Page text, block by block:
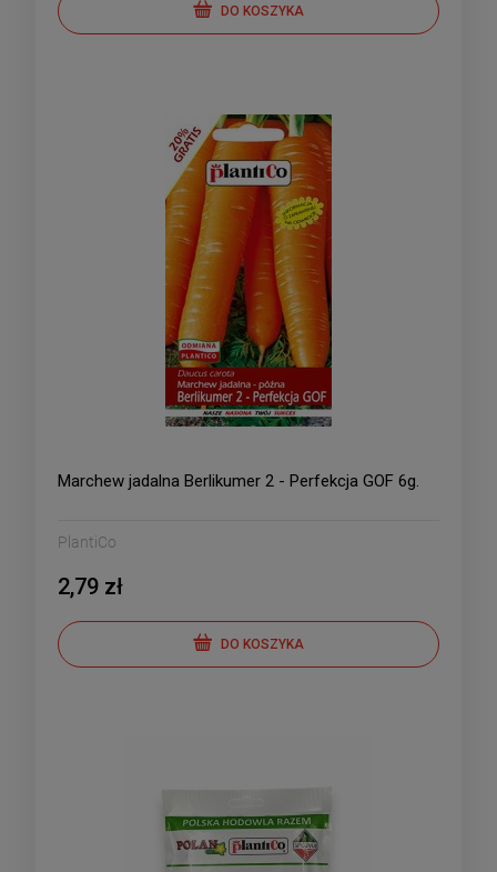
DO KOSZYKA
Marchew jadalna Berlikumer 2 - Perfekcja GOF 6g.
PlantiCo
2,79 zł
DO KOSZYKA